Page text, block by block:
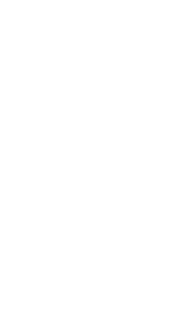
Евгений Юрьевич